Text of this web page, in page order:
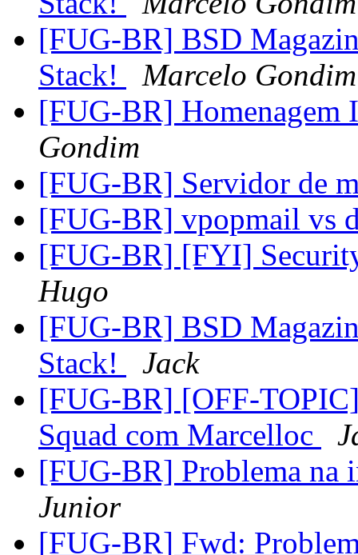
[FUG-BR] BSD
Stack!
Marcelo Gondim
[FUG-BR]
Gondim
[FUG-BR] Servidor de
[FUG-BR] vpopmail vs
[FUG-BR] [FYI]
Hugo
[FUG-BR] BSD
Stack!
Jack
[FUG-BR] [OFF-
Squad com Marcelloc
[FUG-BR] Problema na
Junior
[FUG-BR] Fwd: